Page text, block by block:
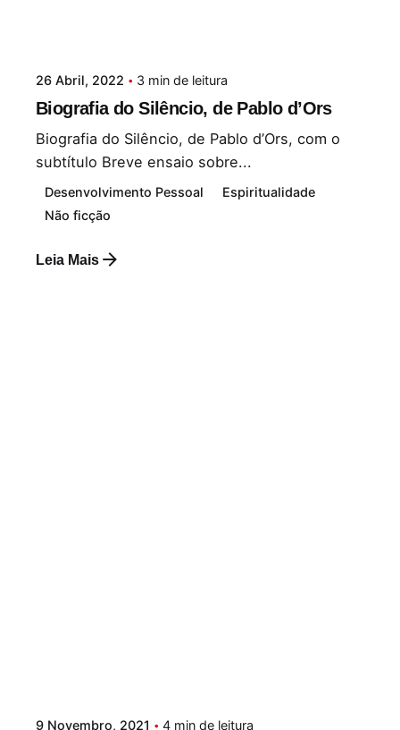
26 Abril, 2022 3 min de leitura
Biografia do Silêncio, de Pablo d’Ors
Biografia do Silêncio, de Pablo d’Ors, com o
subtítulo Breve ensaio sobre...
Desenvolvimento Pessoal
Espiritualidade
Não ficção
Leia Mais
9 Novembro, 2021 4 min de leitura